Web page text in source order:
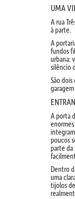
UMA
A rua
à parte.
A
fundos
urbana:
silêncio
São
A porta
poucos
parte da
Dentro
uma
tijolos